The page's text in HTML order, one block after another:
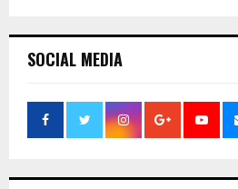
SOCIAL MEDIA